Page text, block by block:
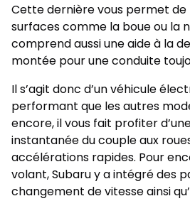
Cette dernière vous permet de
surfaces comme la boue ou la
comprend aussi une aide à la
montée pour une conduite
Il s’agit donc d’un véhicule
performant que les autres
encore, il vous fait profiter
instantanée du couple aux
accélérations rapides. Pour
volant, Subaru y a intégré des
changement de vitesse ainsi